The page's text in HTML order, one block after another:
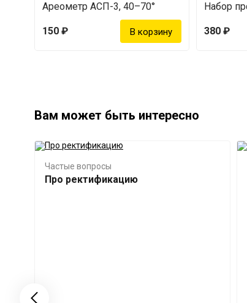
Ареометр АСП-3, 40–70°
150 ₽ 380 ₽
Вам может быть интересно
Частые вопросы
Про ректификацию